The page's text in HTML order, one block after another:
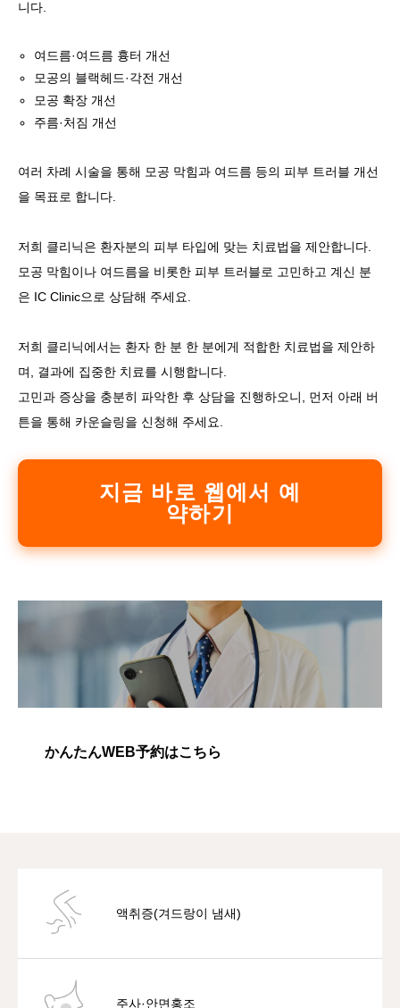
니다.
여드름·여드름 흉터 개선
모공의 블랙헤드·각전 개선
모공 확장 개선
주름·처짐 개선
여러 차례 시술을 통해 모공 막힘과 여드름 등의 피부 트러블 개선
을 목표로 합니다.
저희 클리닉은 환자분의 피부 타입에 맞는 치료법을 제안합니다.
모공 막힘이나 여드름을 비롯한 피부 트러블로 고민하고 계신 분
은 IC Clinic으로 상담해 주세요.
저희 클리닉에서는 환자 한 분 한 분에게 적합한 치료법을 제안하
며, 결과에 집중한 치료를 시행합니다.
고민과 증상을 충분히 파악한 후 상담을 진행하오니, 먼저 아래 버
튼을 통해 카운슬링을 신청해 주세요.
지금 바로 웹에서 예
약하기
かんたんWEB予約はこちら
액취증(겨드랑이 냄새)
주사·안면홍조